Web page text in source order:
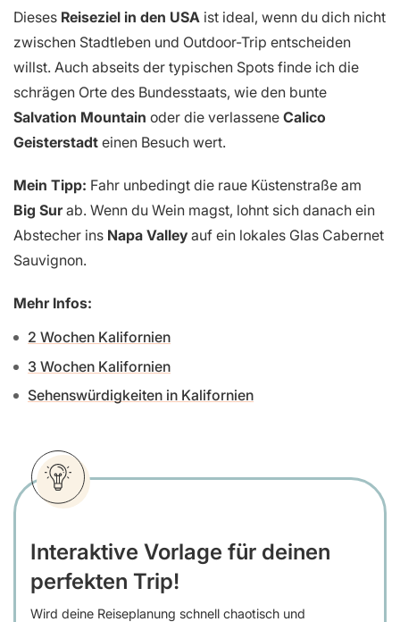
Dieses Reiseziel in den USA ist ideal, wenn du dich nicht
zwischen Stadtleben und Outdoor-Trip entscheiden
willst. Auch abseits der typischen Spots finde ich die
schrägen Orte des Bundesstaats, wie den bunte
Salvation Mountain oder die verlassene Calico
Geisterstadt einen Besuch wert.
Mein Tipp: Fahr unbedingt die raue Küstenstraße am
Big Surab. Wenn du Wein magst, lohnt sich danach ein
Abstecher ins Napa Valley auf ein lokales Glas Cabernet
Sauvignon.
Mehr Infos:
2 Wochen Kalifornien
3 Wochen Kalifornien
Sehenswürdigkeiten in Kalifornien
Interaktive Vorlage für deinen
perfekten Trip!
Wird deine Reiseplanung schnell chaotisch und